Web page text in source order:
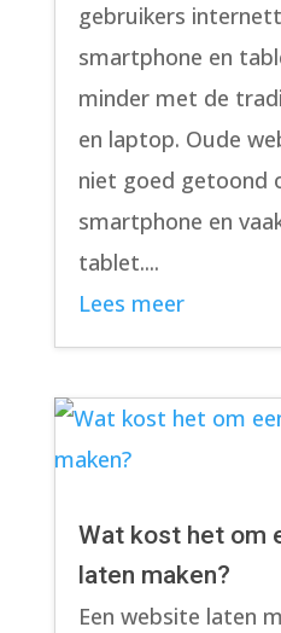
gebruikers
smartphone en
minder met de
en laptop. Oude
niet goed getoond
smartphone en
tablet....
Lees meer
Wat kost het om
laten maken?
Een website laten